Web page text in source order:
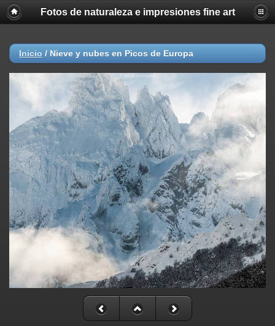
Fotos de naturaleza e impresiones fine art
Inicio / Nieve y nubes en Picos de Europa